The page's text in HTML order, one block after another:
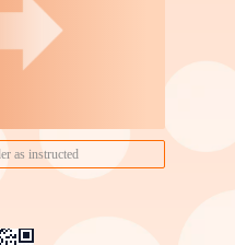
试试搜索喜欢的商品
商品